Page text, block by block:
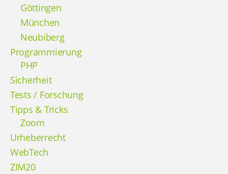
Göttingen
München
Neubiberg
Programmierung
PHP
Sicherheit
Tests / Forschung
Tipps & Tricks
Zoom
Urheberrecht
WebTech
ZIM20